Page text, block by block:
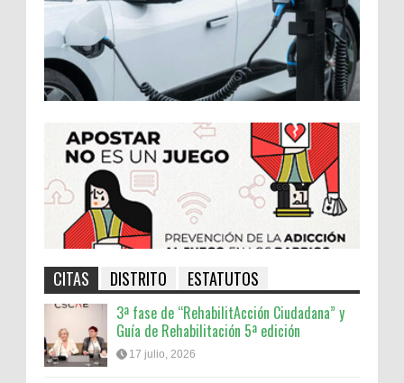
CITAS DISTRITO ESTATUTOS
3ª fase de “RehabilitAcción Ciudadana” y
Guía de Rehabilitación 5ª edición
17 julio, 2026